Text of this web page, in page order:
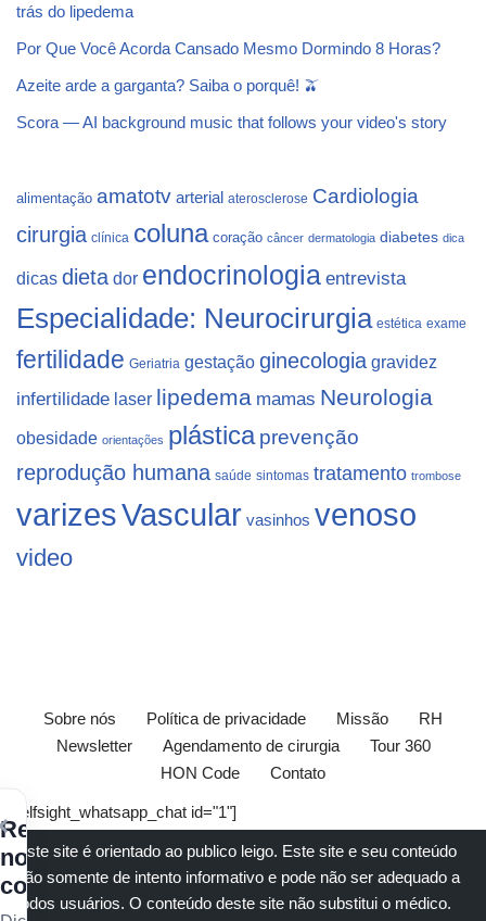
trás do lipedema
Por Que Você Acorda Cansado Mesmo Dormindo 8 Horas?
Azeite arde a garganta? Saiba o porquê! 🫒
Scora — AI background music that follows your video's story
alimentação amatotv arterial aterosclerose Cardiologia
cirurgia clínica coluna coração câncer dermatologia diabetes dica
dicas dieta dor endocrinologia entrevista
Especialidade: Neurocirurgia estética exame
fertilidade Geriatria gestação ginecologia gravidez
infertilidade laser lipedema mamas Neurologia
obesidade orientações plástica prevenção
reprodução humana saúde sintomas tratamento trombose
varizesVascular vasinhos venoso
video
Sobre nós Política de privacidade Missão
RH
Newsletter
Agendamento de cirurgia
Tour 360
HON Code
Contato
[elfsight_whatsapp_chat id="1"]
Este site é orientado ao publico leigo. Este site e seu conteúdo
são somente de intento informativo e pode não ser adequado a
todos usuários. O conteúdo deste site não substitui o médico.
Receba
nossos
conteúdos